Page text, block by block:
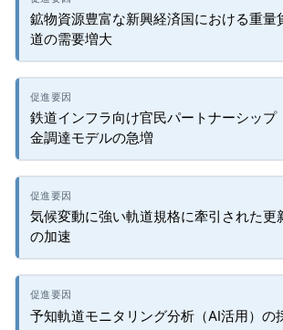
鉱物資源豊富な新興経済国における重量
道の需要増大
鉄道インフラ向け官民パートナーシップ
金調達モデルの急増
気候変動に強い軌道規格に牽引された更
の加速
予知軌道モニタリング分析（AI活用）の